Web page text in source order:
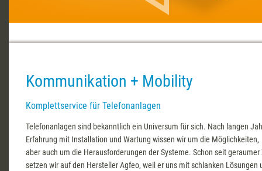
Kommunikation + Mobility
Komplettservice für Telefonanlagen
Telefonanlagen sind bekanntlich ein Universum für sich. Nach langen
Erfahrung mit Installation und Wartung wissen wir um die Möglichkeiten,
aber auch um die Herausforderungen der Systeme. Schon seit geraumer
setzen wir auf den Hersteller Agfeo, weil er uns mit schlanken Lösungen